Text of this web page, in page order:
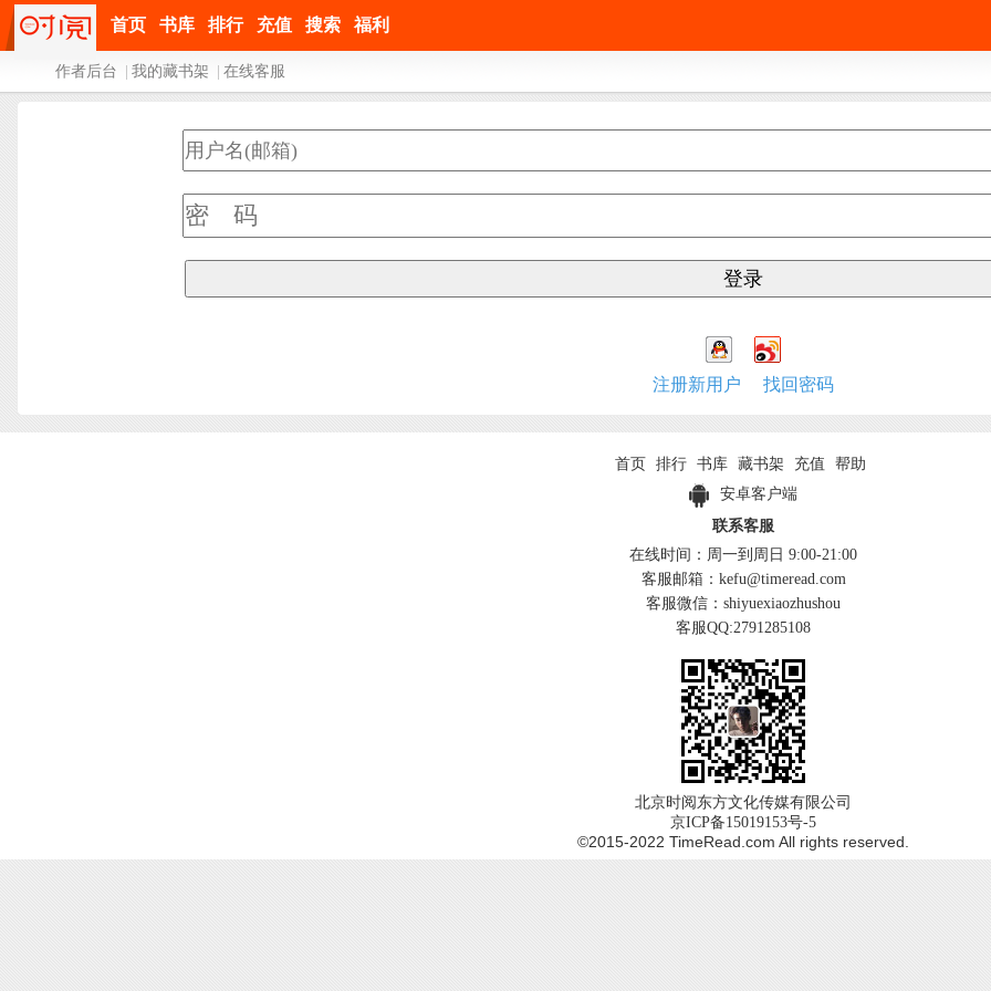
首页 书库 排行 充值 搜索 福利
作者后台 我的藏书架 在线客服
注册新用户 找回密码
首页 排行 书库 藏书架 充值
帮助
安卓客户端
联系客服
在线时间：周一到周日 9:00-21:00
客服邮箱：kefu@timeread.com
客服微信：shiyuexiaozhushou
客服QQ:2791285108
北京时阅东方文化传媒有限公司
京ICP备15019153号-5
©2015-2022 TimeRead.com All rights reserved.